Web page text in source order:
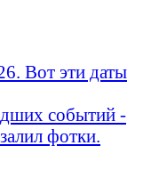
Вот эти даты
событий -
фотки.